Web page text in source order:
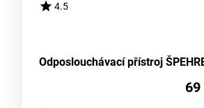
4.5
Odposlouchávací přístroj
69